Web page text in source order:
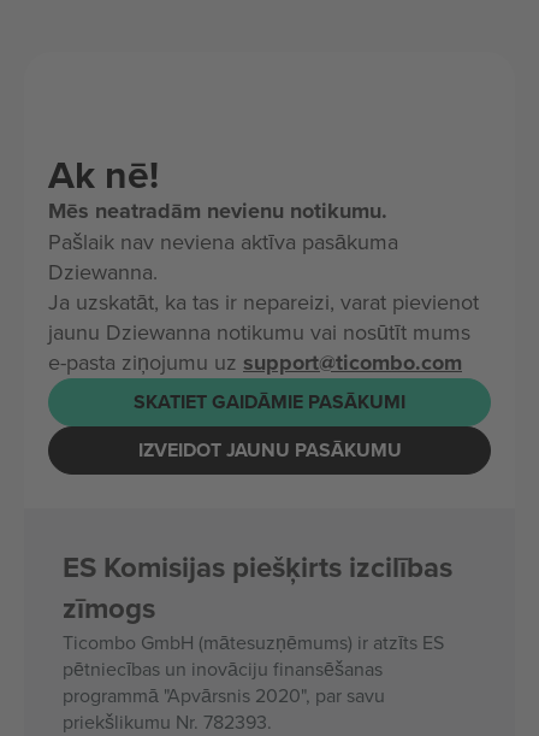
Ak nē!
Mēs neatradām nevienu notikumu.
Pašlaik nav neviena aktīva pasākuma
Dziewanna.
Ja uzskatāt, ka tas ir nepareizi, varat pievienot
jaunu Dziewanna notikumu vai nosūtīt mums
e-pasta ziņojumu uz support@ticombo.com
SKATIET GAIDĀMIE PASĀKUMI
IZVEIDOT JAUNU PASĀKUMU
ES Komisijas piešķirts izcilības
zīmogs
Ticombo GmbH (mātesuzņēmums) ir atzīts ES
pētniecības un inovāciju finansēšanas
programmā "Apvārsnis 2020", par savu
priekšlikumu Nr. 782393.